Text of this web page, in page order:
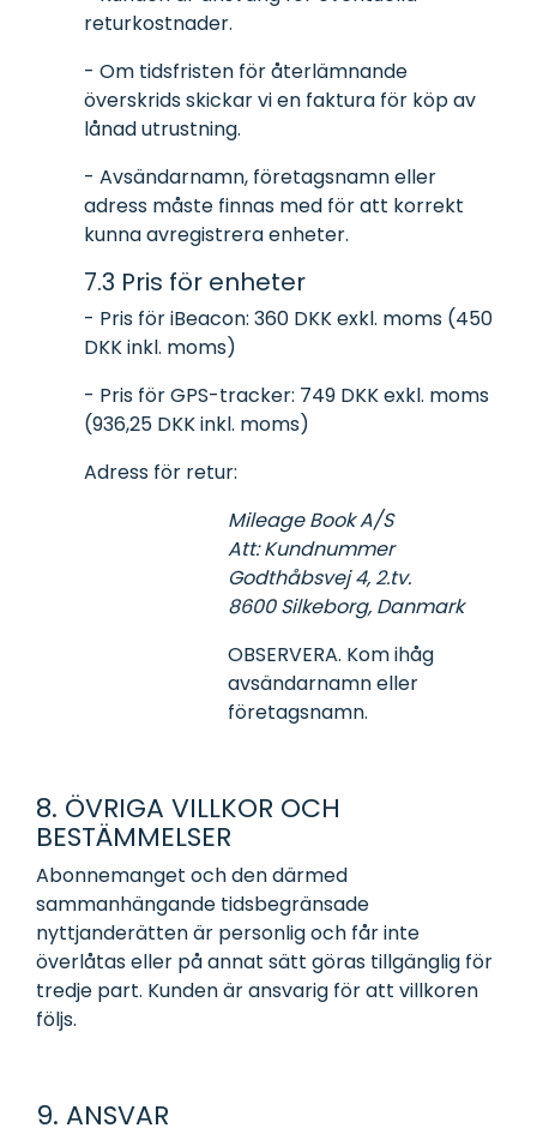
returkostnader.
- Om tidsfristen för återlämnande
överskrids skickar vi en faktura för köp av
lånad utrustning.
- Avsändarnamn, företagsnamn eller
adress måste finnas med för att korrekt
kunna avregistrera enheter.
7.3 Pris för enheter
- Pris för iBeacon: 360 DKK exkl. moms (450
DKK inkl. moms)
- Pris för GPS-tracker: 749 DKK exkl. moms
(936,25 DKK inkl. moms)
Adress för retur:
Mileage Book A/S
Att: Kundnummer
Godthåbsvej 4, 2.tv.
8600 Silkeborg, Danmark
OBSERVERA. Kom ihåg
avsändarnamn eller
företagsnamn.
8. ÖVRIGA VILLKOR OCH
BESTÄMMELSER
Abonnemanget och den därmed
sammanhängande tidsbegränsade
nyttjanderätten är personlig och får inte
överlåtas eller på annat sätt göras tillgänglig för
tredje part. Kunden är ansvarig för att villkoren
följs.
9. ANSVAR